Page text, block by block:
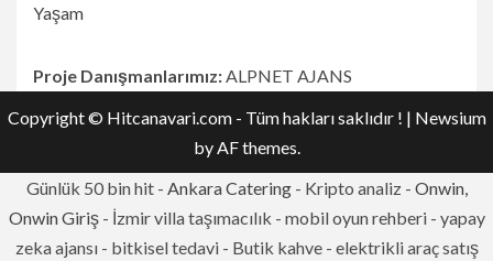
Yaşam
Proje Danışmanlarımız: ALPNET AJANS
Copyright © Hitcanavari.com - Tüm hakları saklıdır ! | Newsium
by AF themes.
Günlük 50 bin hit - Ankara Catering- Kripto analiz - Onwin,
Onwin Giriş- İzmir villa taşımacılık - mobil oyun rehberi - yapay
zeka ajansı - bitkisel tedavi - Butik kahve - elektrikli araç satış